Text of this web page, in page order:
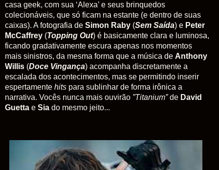
casa geek, com sua ‘Alexa’ e seus brinquedos
colecionáveis, que só ficam na estante (e dentro de suas
caixas). A fotografia de Simon Raby (Sem Saída) e Peter
McCaffrey (Topping Out) é basicamente clara e luminosa,
ficando gradativamente escura apenas nos momentos
mais sinistros, da mesma forma que a música de Anthony
Willis (Doce Vingança) acompanha discretamente a
escalada dos acontecimentos, mas se permitindo inserir
espertamente hits para sublinhar de forma irônica a
narrativa. Vocês nunca mais ouvirão ”Titanium”de David
Guetta e Sia do mesmo jeito...